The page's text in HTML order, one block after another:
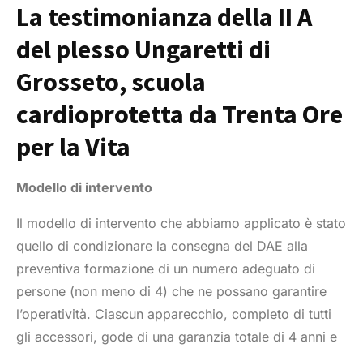
La testimonianza della II A
del plesso Ungaretti di
Grosseto, scuola
cardioprotetta da Trenta Ore
per la Vita
Modello di intervento
Il modello di intervento che abbiamo applicato è stato
quello di condizionare la consegna del DAE alla
preventiva formazione di un numero adeguato di
persone (non meno di 4) che ne possano garantire
l’operatività. Ciascun apparecchio, completo di tutti
gli accessori, gode di una garanzia totale di 4 anni e